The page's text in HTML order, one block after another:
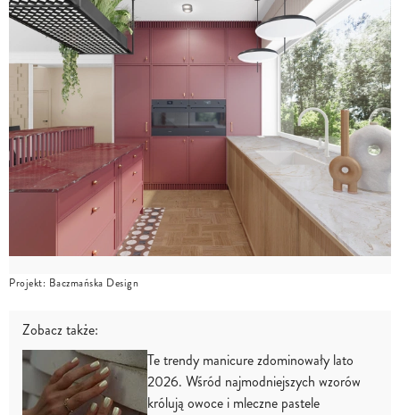
Projekt: Baczmańska Design
Zobacz także:
Te trendy manicure zdominowały lato
2026. Wśród najmodniejszych wzorów
królują owoce i mleczne pastele